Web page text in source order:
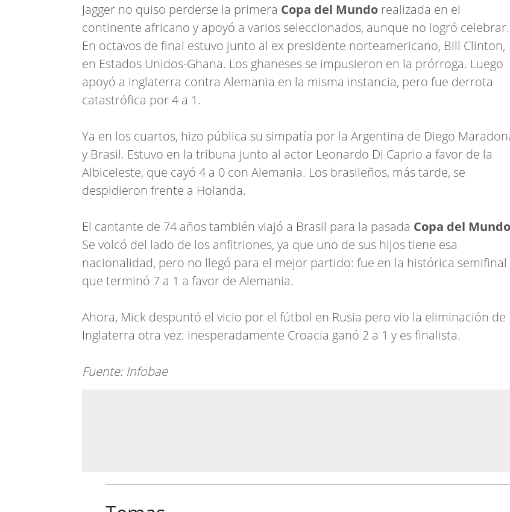
Jagger no quiso perderse la primera Copa del Mundo realizada en el
continente africano y apoyó a varios seleccionados, aunque no logró celebrar.
En octavos de final estuvo junto al ex presidente norteamericano, Bill Clinton,
en Estados Unidos-Ghana. Los ghaneses se impusieron en la prórroga. Luego
apoyó a Inglaterra contra Alemania en la misma instancia, pero fue derrota
catastrófica por 4 a 1.
Ya en los cuartos, hizo pública su simpatía por la Argentina de Diego
y Brasil. Estuvo en la tribuna junto al actor Leonardo Di Caprio a favor de la
Albiceleste, que cayó 4 a 0 con Alemania. Los brasileños, más tarde, se
despidieron frente a Holanda.
El cantante de 74 años también viajó a Brasil para la pasada Copa del
Se volcó del lado de los anfitriones, ya que uno de sus hijos tiene esa
nacionalidad, pero no llegó para el mejor partido: fue en la histórica semifinal
que terminó 7 a 1 a favor de Alemania.
Ahora, Mick despuntó el vicio por el fútbol en Rusia pero vio la eliminación de
Inglaterra otra vez: inesperadamente Croacia ganó 2 a 1 y es finalista.
Fuente: Infobae